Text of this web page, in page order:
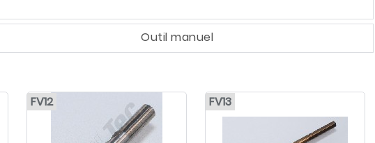
Outil manuel
FV12 FV13